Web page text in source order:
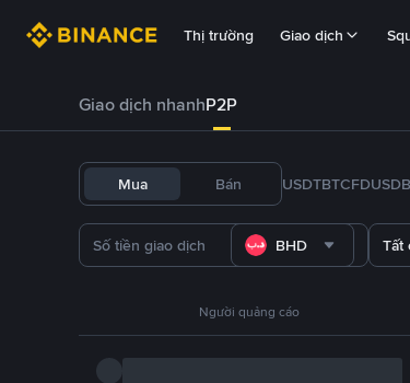
Thị trường Giao dịch
Giao dịch nhanhP2P
Mua Bán USDTBTCFDUSD
BHD Tất
Người quảng cáo